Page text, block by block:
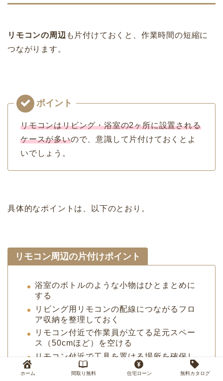
リモコンの周辺 も片付けておくと、作業時間の短縮に
つながります。
リモコンはリビング・浴室の2ヶ所に設置される
ケースが多いので、意識して片付けておくとよ
いでしょう。
具体的なポイントは、以下のとおり。
リモコン周辺の片付けポイント
浴室のボトルのような小物はひとまとめに
する
リビング用リモコンの配線につながるフロ
ア収納を整理しておく
リモコン付近で作業員が立てる足元スペー
ス（50cmほど）を空ける
リモコン付近で工具を置ける場所を確保し
ホーム 間取り無料 住宅ローン 無料カタログ